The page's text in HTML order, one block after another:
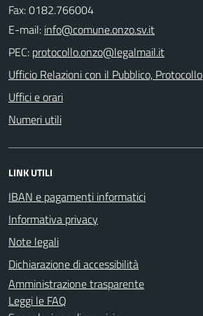
Fax: 0182.766004
E-mail:
PEC:
Ufficio Relazioni con il Pubblico, Protocollo
Uffici e orari
Numeri utili
LINK UTILI
IBAN e pagamenti informatici
Informativa privacy
Note legali
Dichiarazione di accessibilità
Amministrazione trasparente
Leggi le FAQ